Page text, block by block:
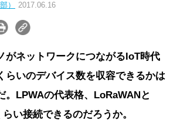
） 2017.06.16
がネットワークにつながるIoT時代
らいのデバイス数を収容できるかは
。LPWAの代表格、LoRaWANと
い接続できるのだろうか。